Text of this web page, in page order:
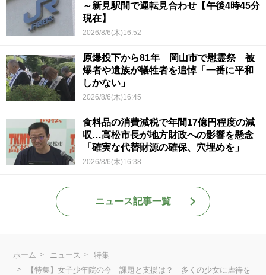
～新見駅間で運転見合わせ【午後4時45分
現在】
2026/8/6(木)16:52
原爆投下から81年 岡山市で慰霊祭 被
爆者や遺族が犠牲者を追悼「一番に平和
しかない」
2026/8/6(木)16:45
食料品の消費減税で年間17億円程度の減
収…高松市長が地方財政への影響を懸念
「確実な代替財源の確保、穴埋めを」
2026/8/6(木)16:38
ニュース記事一覧
ホーム ニュース
特集
【特集】女子少年院の今 課題と支援は？ 多くの少女に虐待を